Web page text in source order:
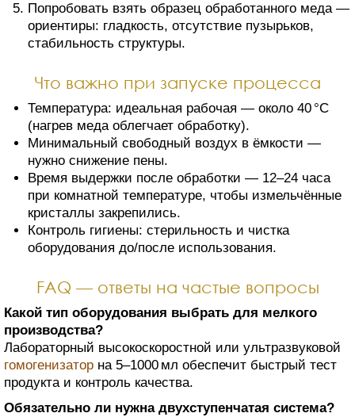
Попробовать взять образец обработанного меда —
ориентиры: гладкость, отсутствие пузырьков,
стабильность структуры.
Что важно при запуске процесса
Температура: идеальная рабочая — около 40 °C
(нагрев меда облегчает обработку).
Минимальный свободный воздух в ёмкости —
нужно снижение пены.
Время выдержки после обработки — 12–24 часа
при комнатной температуре, чтобы измельчённые
кристаллы закрепились.
Контроль гигиены: стерильность и чистка
оборудования до/после использования.
FAQ — ответы на частые вопросы
Какой тип оборудования выбрать для мелкого
производства?
Лабораторный высокоскоростной или ультразвуковой
гомогенизатор на 5–1000 мл обеспечит быстрый тест
продукта и контроль качества.
Обязательно ли нужна двухступенчатая система?